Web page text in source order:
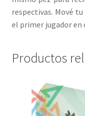
respectivas. Mové
el primer jugador en
Productos